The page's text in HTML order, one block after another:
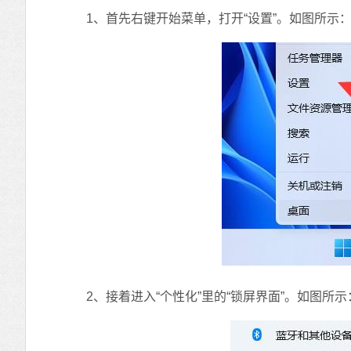
1、首先右键开始菜单，打开“设置”。如图所示：
2、接着进入“个性化”里的“锁屏界面”。如图所示